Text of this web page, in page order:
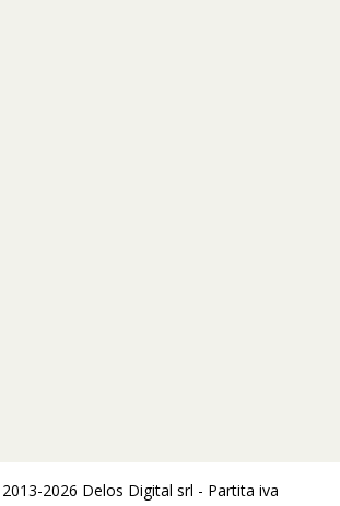
2026 Delos Digital srl - Partita iva